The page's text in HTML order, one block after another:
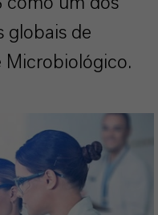
globais de
Microbiológico.